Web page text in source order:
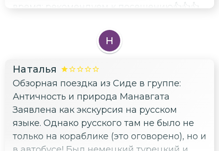
время: рекомендуем к посещению👍👍👍
Н
Наталья
Обзорная поездка из Сиде в группе:
Античность и природа Манавгата
Заявлена как экскурсия на русском
языке. Однако русского там не было не
только на кораблике (это оговорено), но и